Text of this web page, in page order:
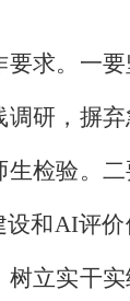
求。一
研，摒
检验。
设和AI评
立实干